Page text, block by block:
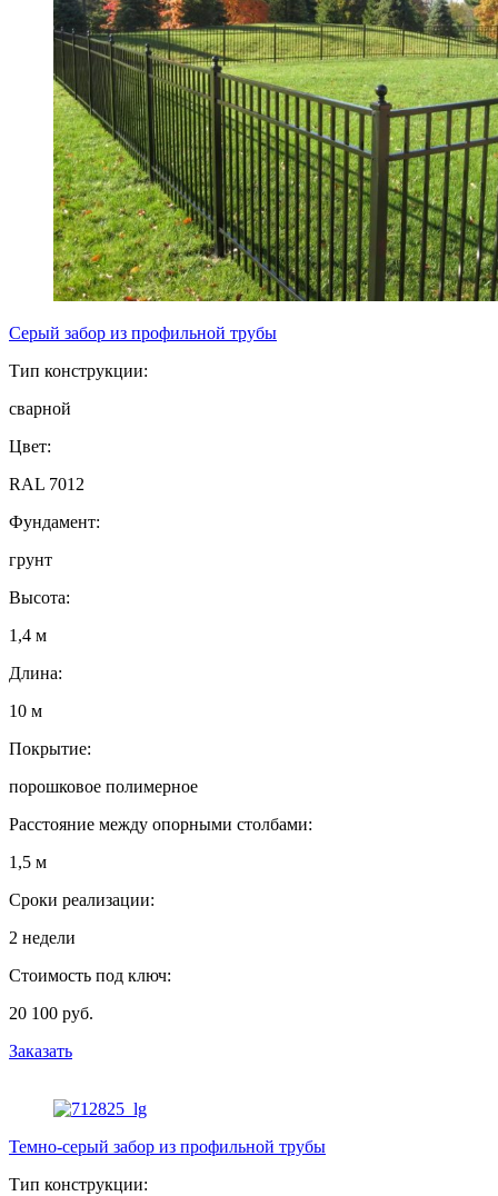
Серый забор из профильной трубы
Тип конструкции:
сварной
Цвет:
RAL 7012
Фундамент:
грунт
Высота:
1,4 м
Длина:
10 м
Покрытие:
порошковое полимерное
Расстояние между опорными столбами:
1,5 м
Сроки реализации:
2 недели
Стоимость под ключ:
20 100 руб.
Заказать
Темно-серый забор из профильной трубы
Тип конструкции: